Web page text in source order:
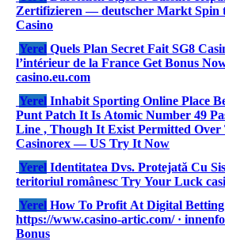
Zertifizieren — deutscher Markt Spin
Casino
Yerel Quels Plan Secret Fait SG8
l’intérieur de la France Get Bonus
casino.eu.com
Yerel Inhabit Sporting Online Place Bets Along Vitamin A
Punt Patch It Is Atomic Number 49
Line , Though It Exist Permitted Over
Casinorex — US Try It Now
Yerel Identitatea Dvs. Protejată Cu Sisteme De Încredere .
teritoriul românesc Try Your Luck
Yerel How To Profit At Digital Betting
https://www.casino-artic.com/ ·
Bonus